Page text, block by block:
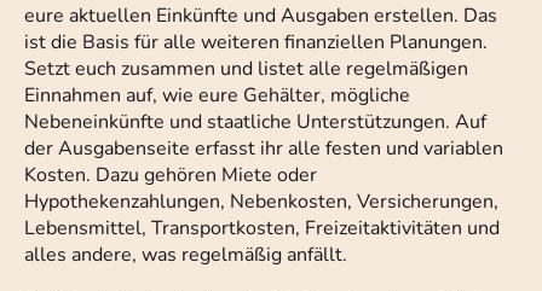
eure aktuellen Einkünfte und Ausgaben erstellen. Das
ist die Basis für alle weiteren finanziellen Planungen.
Setzt euch zusammen und listet alle regelmäßigen
Einnahmen auf, wie eure Gehälter, mögliche
Nebeneinkünfte und staatliche Unterstützungen. Auf
der Ausgabenseite erfasst ihr alle festen und variablen
Kosten. Dazu gehören Miete oder
Hypothekenzahlungen, Nebenkosten, Versicherungen,
Lebensmittel, Transportkosten, Freizeitaktivitäten und
alles andere, was regelmäßig anfällt.